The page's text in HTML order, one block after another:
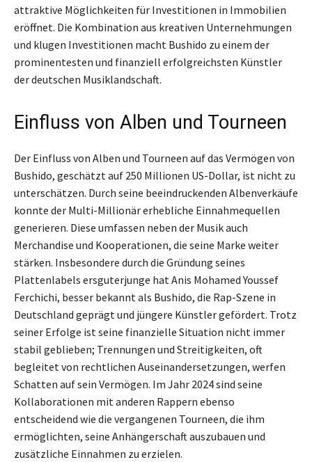
attraktive Möglichkeiten für Investitionen in Immobilien
eröffnet. Die Kombination aus kreativen Unternehmungen
und klugen Investitionen macht Bushido zu einem der
prominentesten und finanziell erfolgreichsten Künstler
der deutschen Musiklandschaft.
Einfluss von Alben und Tourneen
Der Einfluss von Alben und Tourneen auf das Vermögen von
Bushido, geschätzt auf 250 Millionen US-Dollar, ist nicht zu
unterschätzen. Durch seine beeindruckenden Albenverkäufe
konnte der Multi-Millionär erhebliche Einnahmequellen
generieren. Diese umfassen neben der Musik auch
Merchandise und Kooperationen, die seine Marke weiter
stärken. Insbesondere durch die Gründung seines
Plattenlabels ersguterjunge hat Anis Mohamed Youssef
Ferchichi, besser bekannt als Bushido, die Rap-Szene in
Deutschland geprägt und jüngere Künstler gefördert. Trotz
seiner Erfolge ist seine finanzielle Situation nicht immer
stabil geblieben; Trennungen und Streitigkeiten, oft
begleitet von rechtlichen Auseinandersetzungen, werfen
Schatten auf sein Vermögen. Im Jahr 2024 sind seine
Kollaborationen mit anderen Rappern ebenso
entscheidend wie die vergangenen Tourneen, die ihm
ermöglichten, seine Anhängerschaft auszubauen und
zusätzliche Einnahmen zu erzielen.